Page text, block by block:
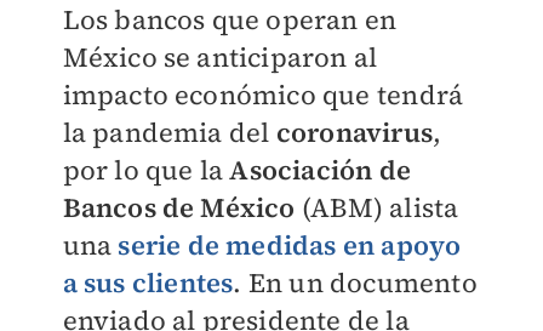
Los bancos que operan en
México se anticiparon al
impacto económico que tendrá
la pandemia del coronavirus,
por lo que laAsociación de
Bancos de México (ABM) alista
una serie de medidas en apoyo
a sus clientes. En un documento
enviado al presidente de la